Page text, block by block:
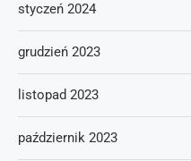
styczeń 2024
grudzień 2023
listopad 2023
październik 2023